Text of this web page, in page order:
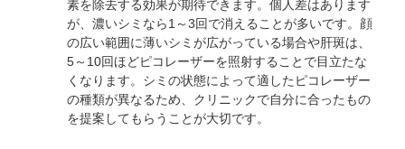
素を除去する効果が期待できます。個人差はあります
が、濃いシミなら1～3回で消えることが多いです。顔
の広い範囲に薄いシミが広がっている場合や肝斑は、
5～10回ほどピコレーザーを照射することで目立たな
くなります。シミの状態によって適したピコレーザー
の種類が異なるため、クリニックで自分に合ったもの
を提案してもらうことが大切です。